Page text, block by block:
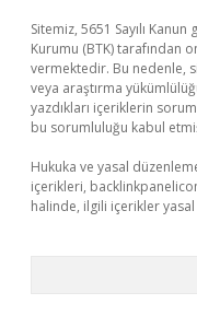
Sitemiz, 5651 Sayılı
Kurumu (BTK) tarafından
vermektedir. Bu nedenle,
veya araştırma
yazdıkları içeriklerin
bu sorumluluğu kabul
Hukuka ve yasal
içerikleri,
halinde, ilgili içerikler